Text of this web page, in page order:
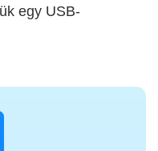
egy USB-